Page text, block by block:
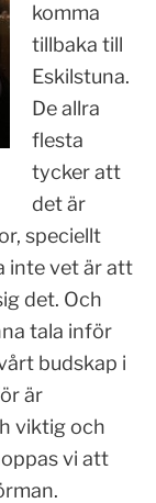
komma
tillbaka till
Eskilstuna.
De allra
flesta
tycker att
det är
speciellt
inte vet är att
det. Och
tala inför
budskap i
är
viktig och
vi att